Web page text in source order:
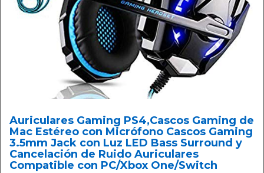
Auriculares Gaming PS4,Cascos Gaming de
Mac Estéreo con Micrófono Cascos Gaming
3.5mm Jack con Luz LED Bass Surround y
Cancelación de Ruido Auriculares
Compatible con PC/Xbox One/Switch